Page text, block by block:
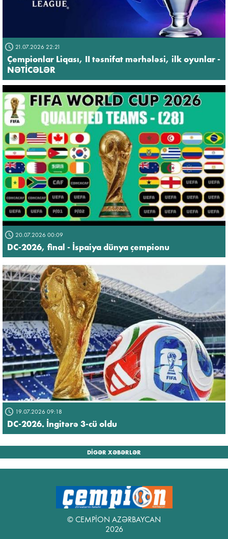
21.07.2026 22:21
Çempionlar Liqası, II təsnifat mərhələsi, ilk oyunlar -
NƏTİCƏLƏR
20.07.2026 00:09
DC-2026, final - İspaiya dünya çempionu
19.07.2026 09:18
DC-2026. İngitərə 3-cü oldu
DİGƏR XƏBƏRLƏR
© CEMPİON AZƏRBAYCAN
2026